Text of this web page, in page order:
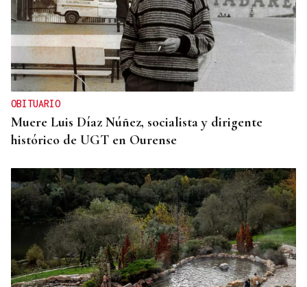
OBITUARIO
Muere Luis Díaz Núñez, socialista y dirigente
histórico de UGT en Ourense